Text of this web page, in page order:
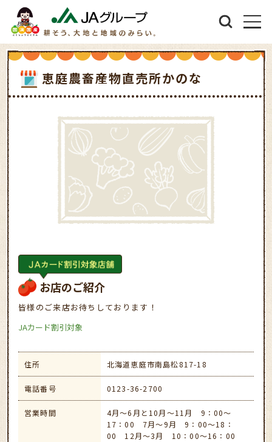
恵庭農畜産物直売所かのな
お店のご紹介
皆様のご来店お待ちしております！
JAカード割引対象
住所 北海道恵庭市南島松817-18
電話番号 0123-36-2700
営業時間
4月～6月と10月～11月 9：00～
17：00 7月～9月 9：00～18：
00 12月～3月 10：00～16：00